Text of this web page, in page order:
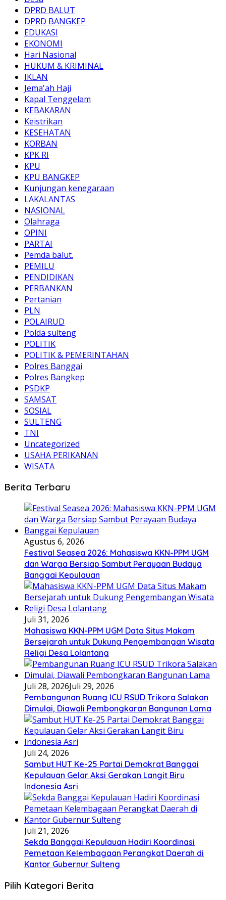
DPRD BALUT
DPRD BANGKEP
EDUKASI
EKONOMI
Hari Nasional
HUKUM & KRIMINAL
IKLAN
Jema'ah Haji
Kapal Tenggelam
KEBAKARAN
Keistrikan
KESEHATAN
KORBAN
KPK RI
KPU
KPU BANGKEP
Kunjungan kenegaraan
LAKALANTAS
NASIONAL
Olahraga
OPINI
PARTAI
Pemda balut.
PEMILU
PENDIDIKAN
PERBANKAN
Pertanian
PLN
POLAIRUD
Polda sulteng
POLITIK
POLITIK & PEMERINTAHAN
Polres Banggai
Polres Bangkep
PSDKP
SAMSAT
SOSIAL
SULTENG
TNI
Uncategorized
USAHA PERIKANAN
WISATA
Berita Terbaru
Agustus 6, 2026
Festival Seasea 2026: Mahasiswa KKN-PPM UGM
dan Warga Bersiap Sambut Perayaan Budaya
Banggai Kepulauan
Juli 31, 2026
Mahasiswa KKN-PPM UGM Data Situs Makam
Bersejarah untuk Dukung Pengembangan Wisata
Religi Desa Lolantang
Juli 28, 2026Juli 29, 2026
Pembangunan Ruang ICU RSUD Trikora Salakan
Dimulai, Diawali Pembongkaran Bangunan Lama
Juli 24, 2026
Sambut HUT Ke-25 Partai Demokrat Banggai
Kepulauan Gelar Aksi Gerakan Langit Biru
Indonesia Asri
Juli 21, 2026
Sekda Banggai Kepulauan Hadiri Koordinasi
Pemetaan Kelembagaan Perangkat Daerah di
Kantor Gubernur Sulteng
Pilih Kategori Berita